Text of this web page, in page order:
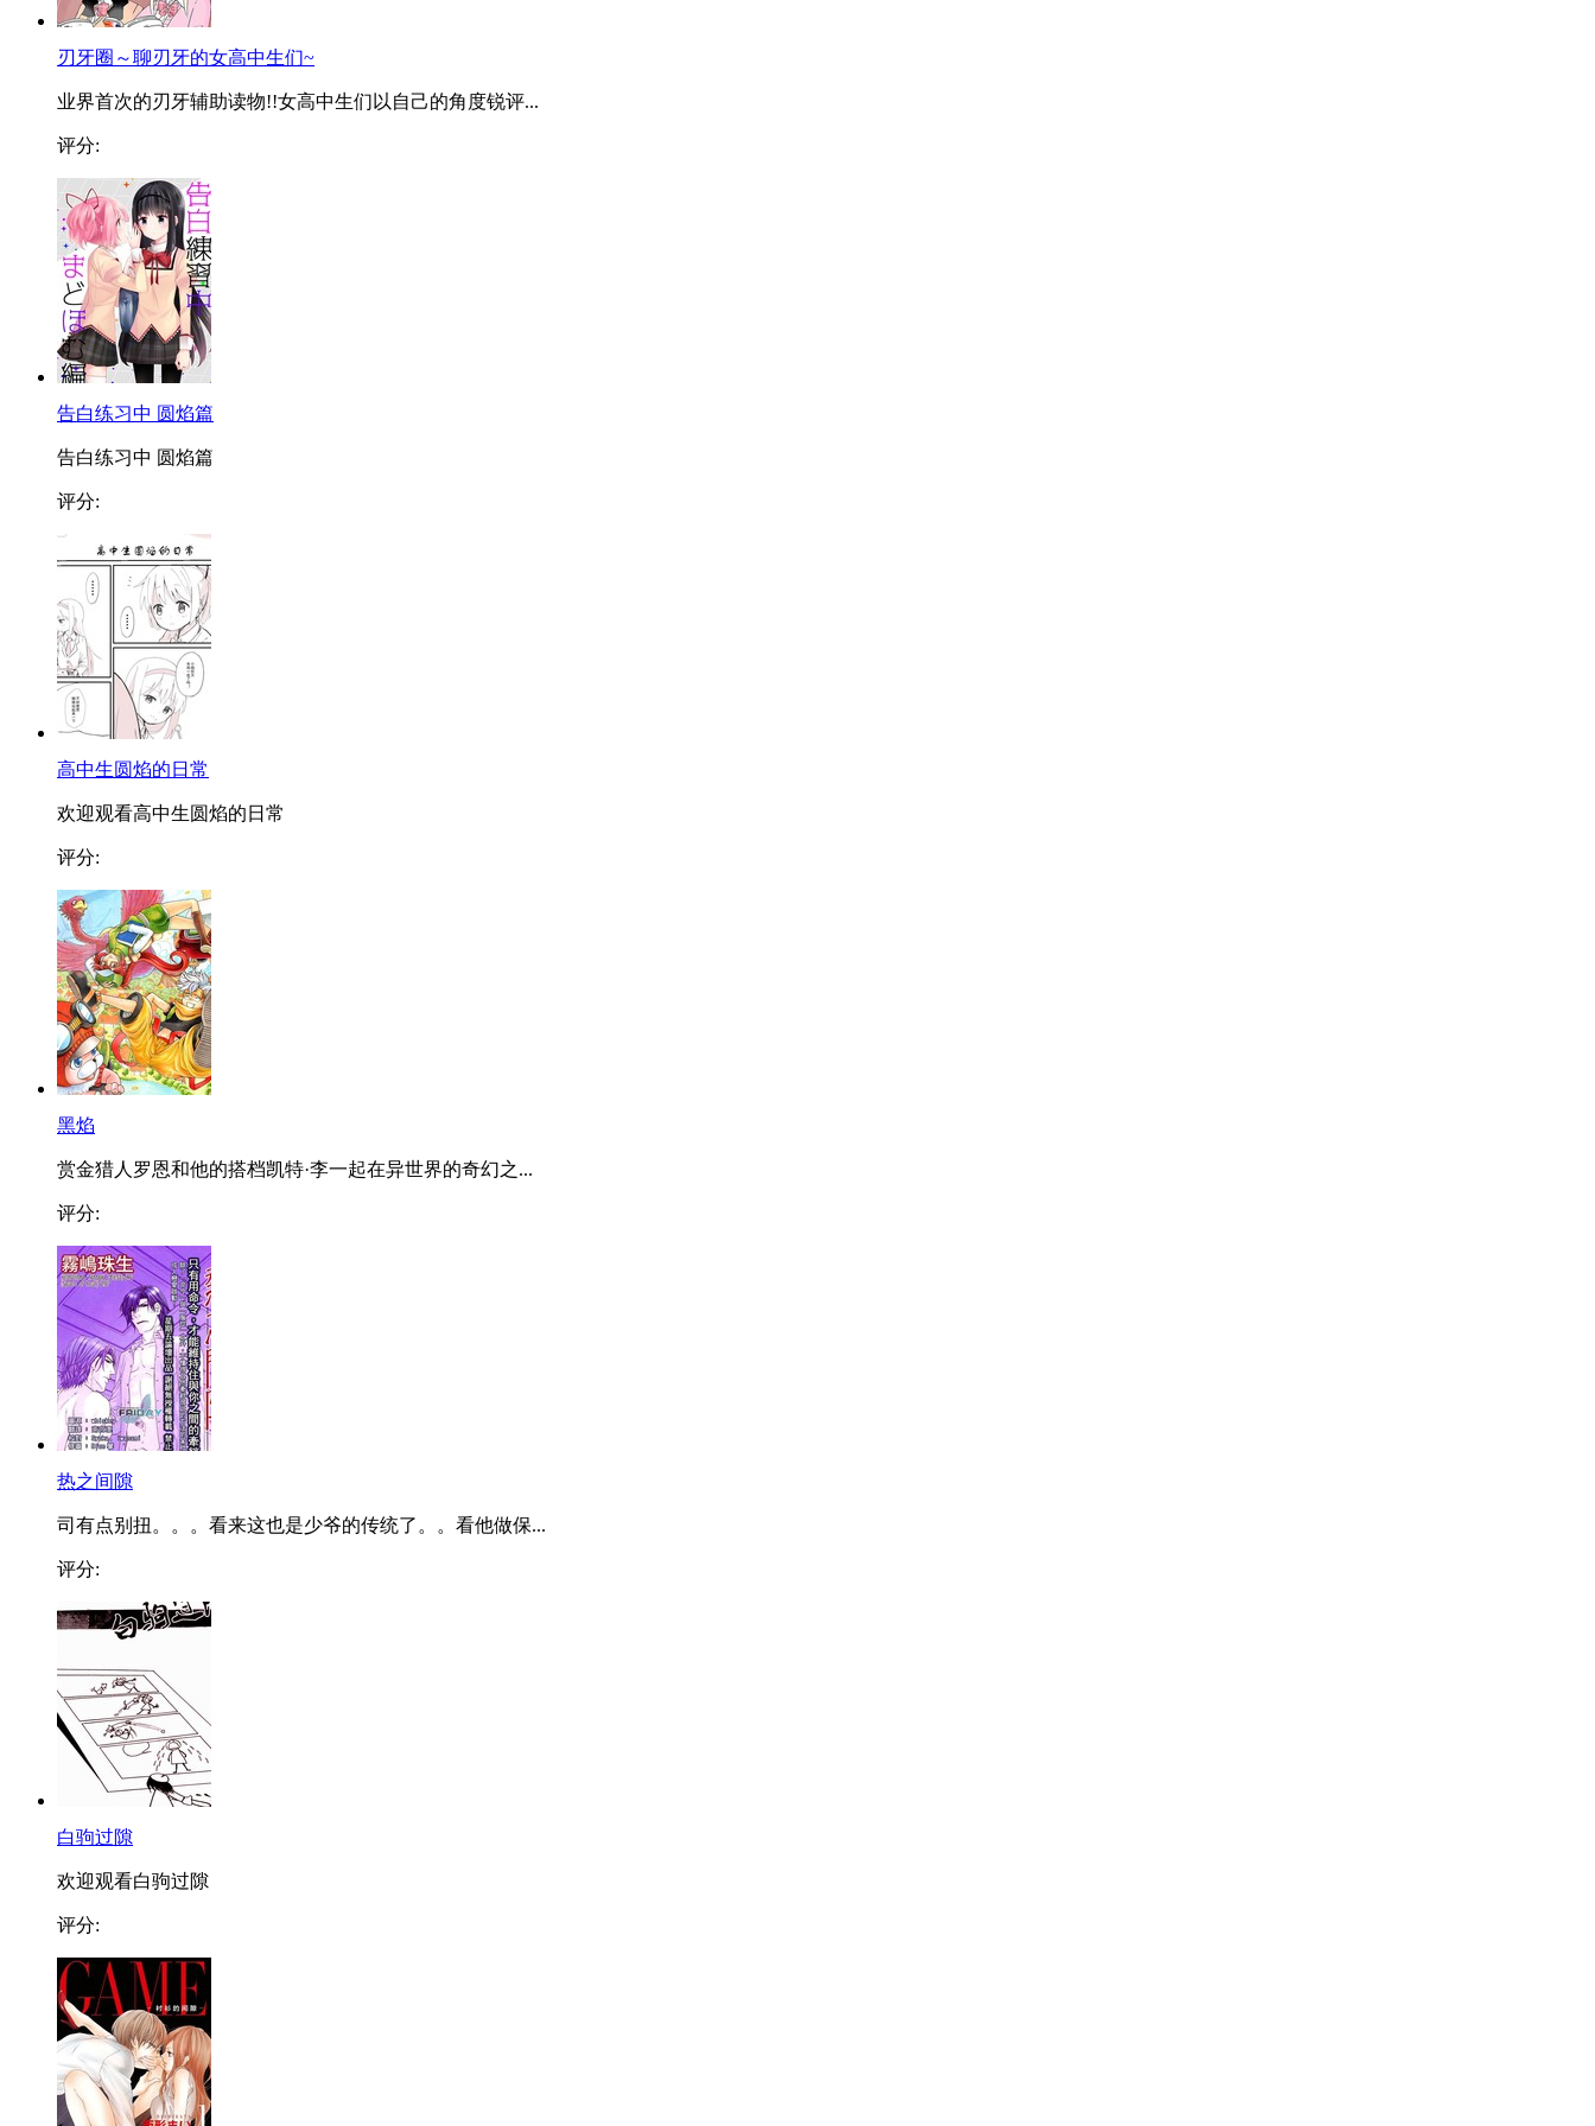
刃牙圈～聊刃牙的女高中生们~
业界首次的刃牙辅助读物!!女高中生们以自己的角度锐评...
评分:
告白练习中 圆焰篇
告白练习中 圆焰篇
评分:
高中生圆焰的日常
欢迎观看高中生圆焰的日常
评分:
黑焰
赏金猎人罗恩和他的搭档凯特·李一起在异世界的奇幻之...
评分:
热之间隙
司有点别扭。。。看来这也是少爷的传统了。。看他做保...
评分:
白驹过隙
欢迎观看白驹过隙
评分: